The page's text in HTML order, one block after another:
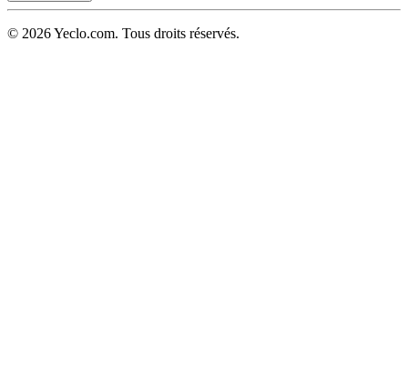
© 2026 Yeclo.com. Tous droits réservés.